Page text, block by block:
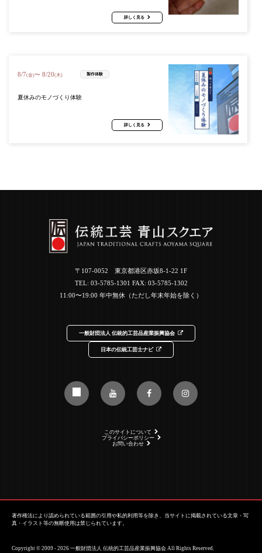
詳しく見る
8/7(金)〜 8/20(木) 製作体験
夏休みのモノづくり体験
詳しく見る
〒107-0052 東京都港区赤坂8-1-22 1F
TEL: 03-5785-1301 FAX: 03-5785-1302
11:00〜19:00 年中無休（ただし年末年始を除く）
一般財団法人 伝統的工芸品産業振興協会
日本の伝統工芸士ナビ
このサイトについて
プライバシーポリシー
お問い合わせ
著作権法により認められている範囲の引用や私的利用等を除き、当サイトに掲載されている文章・写
真・イラスト等の無断使用は禁じられています。
Copyright © 2009 - 2026 一般財団法人 伝統的工芸品産業振興協会 All Rights Reserved.